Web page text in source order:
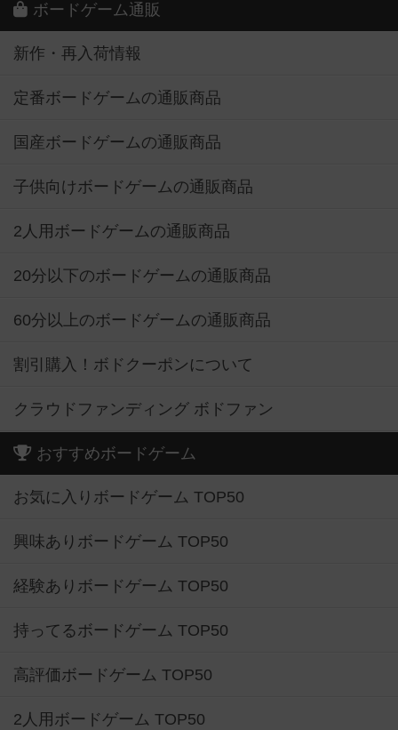
ボードゲーム通販
新作・再入荷情報
定番ボードゲームの通販商品
国産ボードゲームの通販商品
子供向けボードゲームの通販商品
2人用ボードゲームの通販商品
20分以下のボードゲームの通販商品
60分以上のボードゲームの通販商品
割引購入！ボドクーポンについて
クラウドファンディング ボドファン
おすすめボードゲーム
お気に入りボードゲーム TOP50
興味ありボードゲーム TOP50
経験ありボードゲーム TOP50
持ってるボードゲーム TOP50
高評価ボードゲーム TOP50
2人用ボードゲーム TOP50